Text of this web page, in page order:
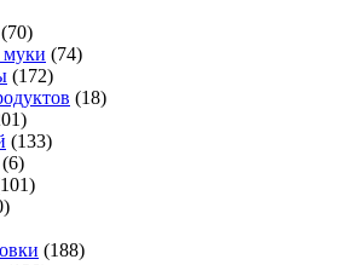
(70)
муки (74)
(172)
(18)
(133)
(6)
(188)